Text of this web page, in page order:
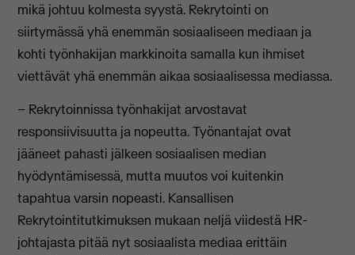
mikä johtuu kolmesta syystä. Rekrytointi on
siirtymässä yhä enemmän sosiaaliseen mediaan ja
kohti työnhakijan markkinoita samalla kun ihmiset
viettävät yhä enemmän aikaa sosiaalisessa mediassa.
– Rekrytoinnissa työnhakijat arvostavat
responsiivisuutta ja nopeutta. Työnantajat ovat
jääneet pahasti jälkeen sosiaalisen median
hyödyntämisessä, mutta muutos voi kuitenkin
tapahtua varsin nopeasti. Kansallisen
Rekrytointitutkimuksen mukaan neljä viidestä HR-
johtajasta pitää nyt sosiaalista mediaa erittäin